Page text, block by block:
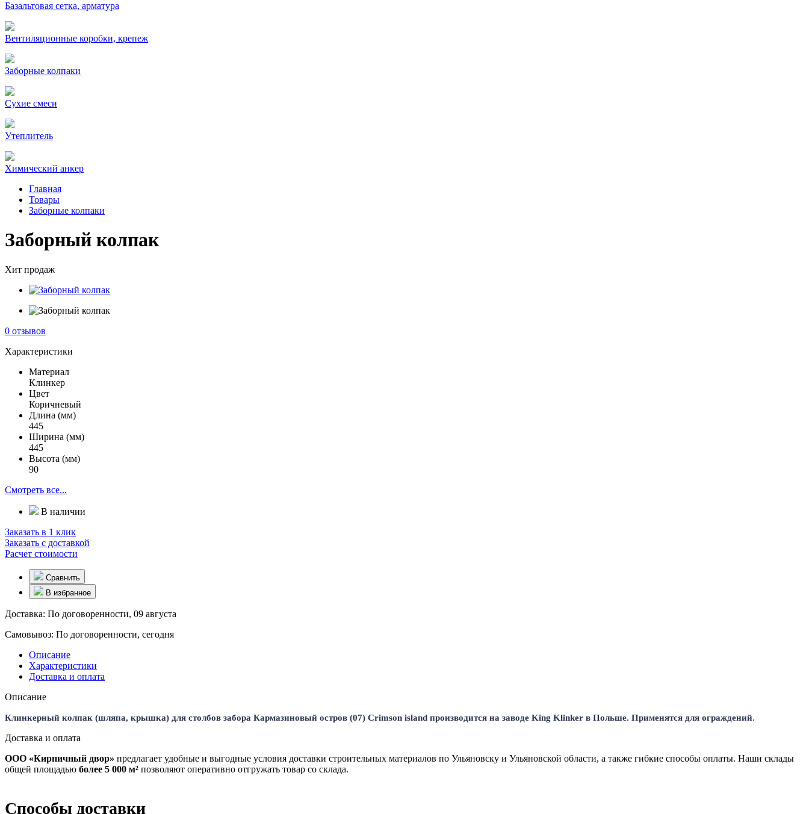
Базальтовая сетка, арматура
Вентиляционные коробки, крепеж
Заборные колпаки
Сухие смеси
Утеплитель
Химический анкер
Главная
Товары
Заборные колпаки
Заборный колпак
Хит продаж
0 отзывов
Характеристики
Материал
Клинкер
Цвет
Коричневый
Длина (мм)
445
Ширина (мм)
445
Высота (мм)
90
Смотреть все...
В наличии
Заказать в 1 клик
Заказать с доставкой
Расчет стоимости
Сравнить
В избранное
Доставка: По договоренности, 09 августа
Самовывоз: По договоренности, сегодня
Описание
Характеристики
Доставка и оплата
Описание
Клинкерный колпак (шляпа, крышка) для столбов забора Кармазиновый остров (07) Crimson island производится на заводе King Klinker в Польше. Применятся для ограждений.
Доставка и оплата
ООО «Кирпичный двор» предлагает удобные и выгодные условия доставки строительных материалов по Ульяновску и Ульяновской области, а также гибкие способы оплаты. Наши склады
общей площадью более 5 000 м² позволяют оперативно отгружать товар со склада.
Способы доставки